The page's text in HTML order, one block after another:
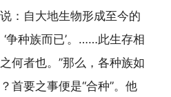
：自大地生物形成至今的
争种族而已’。……此生存相
何者也。”那么，各种族如
首要之事便是“合种”。他